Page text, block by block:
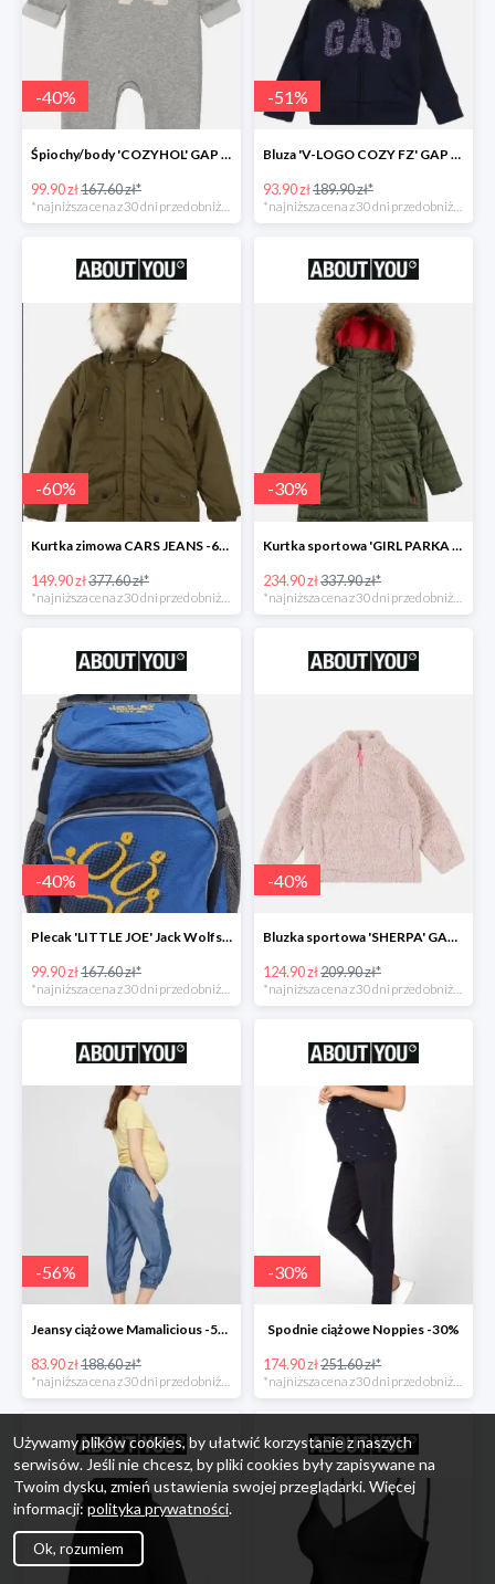
-40%
Śpiochy/body 'COZYHOL' GAP - 40%
99.90 zł167.60 zł*
-51%
Bluza 'V-LOGO COZY FZ' GAP -51%
93.90 zł189.90 zł*
-60%
Kurtka zimowa CARS JEANS -60%
149.90 zł377.60 zł*
*najniższa cena z 30 dni przed obniżką
-30%
Kurtka sportowa 'GIRL PARKA SNAPS HOOD' CMP -30%
234.90 zł337.90 zł*
*najniższa cena z 30 dni przed obniżką
-40%
Plecak 'LITTLE JOE' Jack Wolfskin -40%
99.90 zł167.60 zł*
*najniższa cena z 30 dni przed obniżką
-40%
Bluzka sportowa 'SHERPA' GAP -40%
124.90 zł209.90 zł*
*najniższa cena z 30 dni przed obniżką
-56%
Jeansy ciążowe Mamalicious -56%
83.90 zł188.60 zł*
-30%
Spodnie ciążowe Noppies -30%
174.90 zł251.60 zł*
Używamy plików cookies, by ułatwić korzystanie z naszych
serwisów. Jeśli nie chcesz, by pliki cookies były zapisywane na
Twoim dysku, zmień ustawienia swojej przeglądarki. Więcej
informacji: polityka prywatności.
Ok, rozumiem